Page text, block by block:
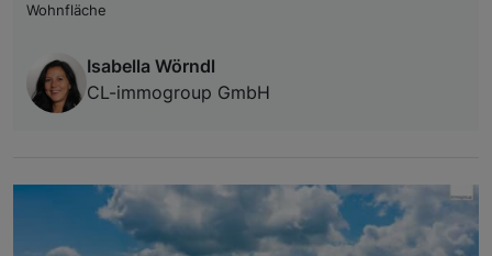
Wohnfläche
Isabella Wörndl
CL-immogroup GmbH